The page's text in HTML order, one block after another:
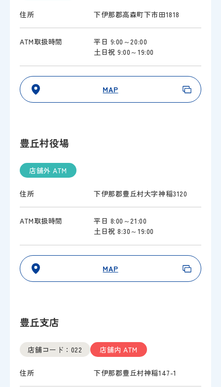
住所 下伊那郡高森町下市田1818
ATM取扱時間
平日 9:00～20:00
土日祝 9:00～19:00
MAP
豊丘村役場
店舗外 ATM
住所 下伊那郡豊丘村大字神稲3120
ATM取扱時間
平日 8:00～21:00
土日祝 8:30～19:00
MAP
豊丘支店
店舗コード：022 店舗内 ATM
住所 下伊那郡豊丘村神稲147-1